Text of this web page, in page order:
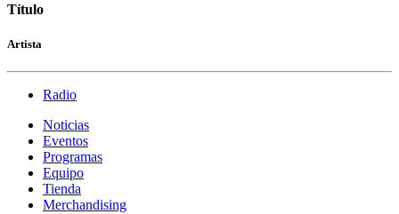
Título
Artista
Radio
Noticias
Eventos
Programas
Equipo
Tienda
Merchandising